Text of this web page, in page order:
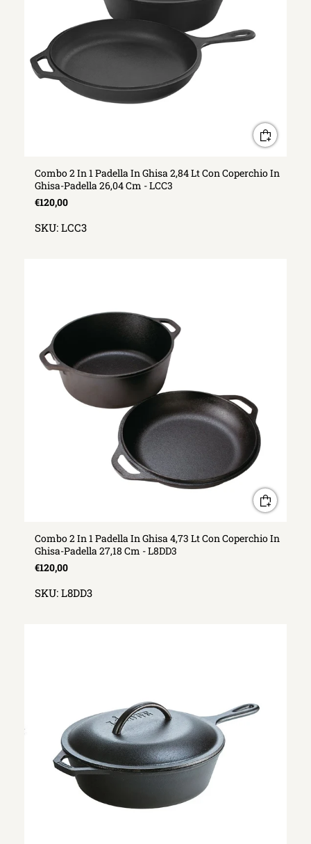
Combo 2 In 1 Padella In Ghisa 2,84 Lt Con Coperchio In
Ghisa-Padella 26,04 Cm - LCC3
€120,00
SKU: LCC3
Combo 2 In 1 Padella In Ghisa 4,73 Lt Con Coperchio In
Ghisa-Padella 27,18 Cm - L8DD3
€120,00
SKU: L8DD3